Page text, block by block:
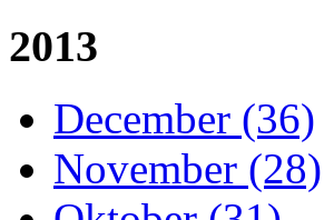
2013
December (36)
November (28)